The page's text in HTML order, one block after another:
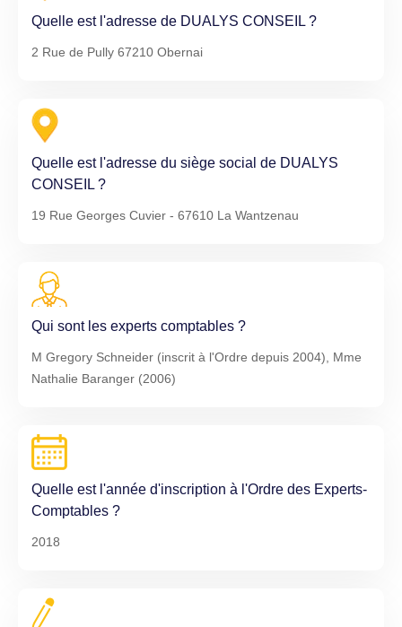
Quelle est l'adresse de DUALYS CONSEIL ?
2 Rue de Pully 67210 Obernai
Quelle est l'adresse du siège social de DUALYS
CONSEIL ?
19 Rue Georges Cuvier - 67610 La Wantzenau
Qui sont les experts comptables ?
M Gregory Schneider (inscrit à l'Ordre depuis 2004), Mme
Nathalie Baranger (2006)
Quelle est l'année d'inscription à l'Ordre des Experts-
Comptables ?
2018